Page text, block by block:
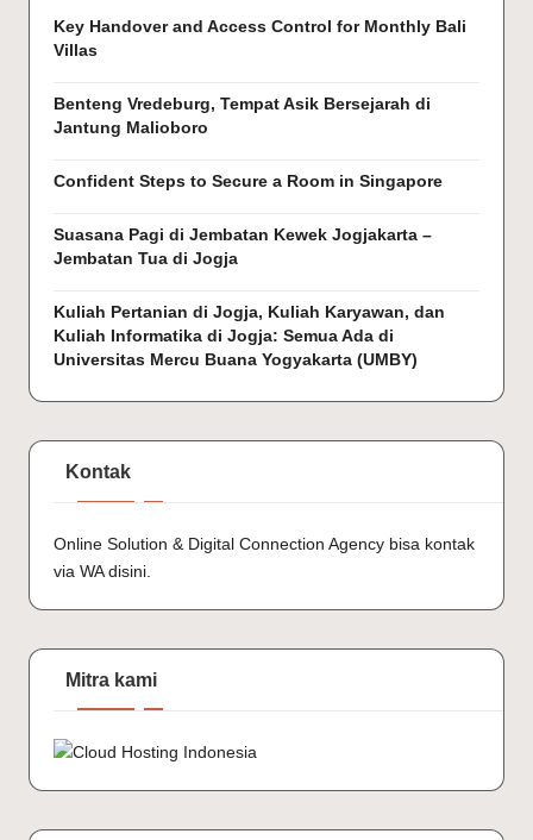
Key Handover and Access Control for Monthly Bali
Villas
Benteng Vredeburg, Tempat Asik Bersejarah di
Jantung Malioboro
Confident Steps to Secure a Room in Singapore
Suasana Pagi di Jembatan Kewek Jogjakarta –
Jembatan Tua di Jogja
Kuliah Pertanian di Jogja, Kuliah Karyawan, dan
Kuliah Informatika di Jogja: Semua Ada di
Universitas Mercu Buana Yogyakarta (UMBY)
Kontak
Online Solution & Digital Connection Agency bisa kontak
via WA disini.
Mitra kami